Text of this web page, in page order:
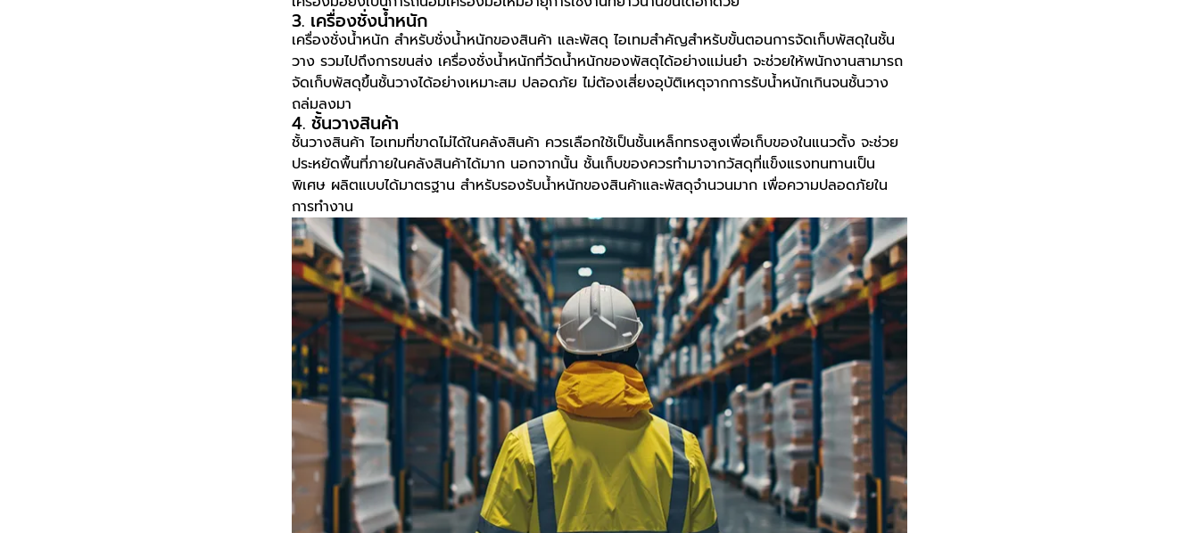
3. เครื่องชั่งน้ำหนัก
เครื่องชั่งน้ำหนัก สำหรับชั่งน้ำหนักของสินค้า และพัสดุ ไอเทมสำคัญสำหรับขั้นตอนการจัดเก็บพัสดุในชั้น
วาง รวมไปถึงการขนส่ง เครื่องชั่งน้ำหนักที่วัดน้ำหนักของพัสดุได้อย่างแม่นยำ จะช่วยให้พนักงานสามารถ
จัดเก็บพัสดุขึ้นชั้นวางได้อย่างเหมาะสม ปลอดภัย ไม่ต้องเสี่ยงอุบัติเหตุจากการรับน้ำหนักเกินจนชั้นวาง
ถล่มลงมา
4. ชั้นวางสินค้า
ชั้นวางสินค้า ไอเทมที่ขาดไม่ได้ในคลังสินค้า ควรเลือกใช้เป็นชั้นเหล็กทรงสูงเพื่อเก็บของในแนวตั้ง จะช่วย
ประหยัดพื้นที่ภายในคลังสินค้าได้มาก นอกจากนั้น ชั้นเก็บของควรทำมาจากวัสดุที่แข็งแรงทนทานเป็น
พิเศษ ผลิตแบบได้มาตรฐาน สำหรับรองรับน้ำหนักของสินค้าและพัสดุจำนวนมาก เพื่อความปลอดภัยใน
การทำงาน